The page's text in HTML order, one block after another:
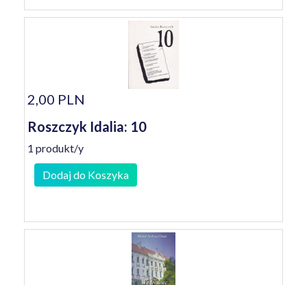
2,00 PLN
Roszczyk Idalia: 10
1 produkt/y
Dodaj do Koszyka